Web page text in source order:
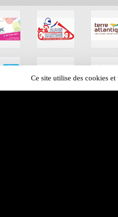
Ce site utilise des cookies